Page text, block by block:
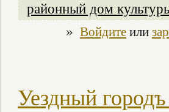
районный дом
» Войдитеили
Уездный